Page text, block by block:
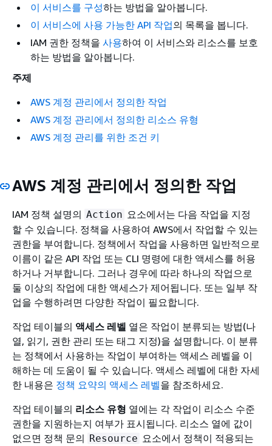
이 서비스를 구성하는 방법을 알아봅니다.
이 서비스에 사용 가능한 API 작업의 목록을 봅니다.
IAM 권한 정책을 사용하여 이 서비스와 리소스를 보호
하는 방법을 알아봅니다.
주제
AWS 계정 관리에서 정의한 작업
AWS 계정 관리에서 정의한 리소스 유형
AWS 계정 관리를 위한 조건 키
AWS 계정 관리에서 정의한 작업
IAM 정책 설명의 Action 요소에서는 다음 작업을 지정
할 수 있습니다. 정책을 사용하여 AWS에서 작업할 수 있는
권한을 부여합니다. 정책에서 작업을 사용하면 일반적으로
이름이 같은 API 작업 또는 CLI 명령에 대한 액세스를 허용
하거나 거부합니다. 그러나 경우에 따라 하나의 작업으로
둘 이상의 작업에 대한 액세스가 제어됩니다. 또는 일부 작
업을 수행하려면 다양한 작업이 필요합니다.
작업 테이블의 액세스 레벨 열은 작업이 분류되는 방법(나
열, 읽기, 권한 관리 또는 태그 지정)을 설명합니다. 이 분류
는 정책에서 사용하는 작업이 부여하는 액세스 레벨을 이
해하는 데 도움이 될 수 있습니다. 액세스 레벨에 대한 자세
한 내용은 정책 요약의 액세스 레벨을 참조하세요.
작업 테이블의 리소스 유형 열에는 각 작업이 리소스 수준
권한을 지원하는지 여부가 표시됩니다. 리소스 열에 값이
없으면 정책 문의 Resource 요소에서 정책이 적용되는